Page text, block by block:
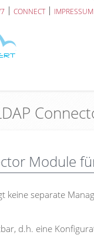
CONNECT IMPRESSUM
Module
keine separate
d.h. eine